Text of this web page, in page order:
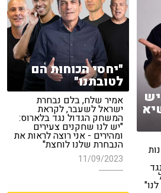
"יחסי הכוחות הם
לטובתנו"
אמיר שלח, בלם נבחרת
ישראל לשעבר, לקראת
המשחק הגדול נגד בלארוס:
"יש לנו שחקנים צעירים
ומהירים - אני רוצה לראות את
הנבחרת שלנו לוחצת"
11/09/2023